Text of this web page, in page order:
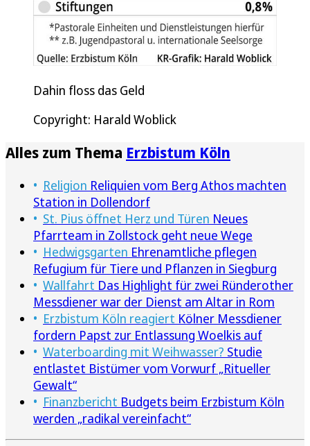
Dahin floss das Geld
Copyright: Harald Woblick
Alles zum Thema Erzbistum Köln
Religion Reliquien vom Berg Athos machten
Station in Dollendorf
St. Pius öffnet Herz und Türen Neues
Pfarrteam in Zollstock geht neue Wege
Hedwigsgarten Ehrenamtliche pflegen
Refugium für Tiere und Pflanzen in Siegburg
Wallfahrt Das Highlight für zwei Ründerother
Messdiener war der Dienst am Altar in Rom
Erzbistum Köln reagiert Kölner Messdiener
fordern Papst zur Entlassung Woelkis auf
Waterboarding mit Weihwasser? Studie
entlastet Bistümer vom Vorwurf „Ritueller
Gewalt“
Finanzbericht Budgets beim Erzbistum Köln
werden „radikal vereinfacht“